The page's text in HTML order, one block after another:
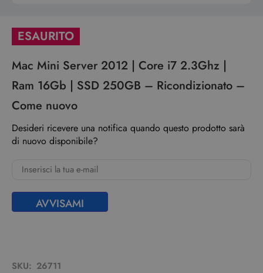
ESAURITO
Mac Mini Server 2012 | Core i7 2.3Ghz |
Ram 16Gb | SSD 250GB – Ricondizionato –
Come nuovo
Desideri ricevere una notifica quando questo prodotto sarà
di nuovo disponibile?
AVVISAMI
SKU: 26711